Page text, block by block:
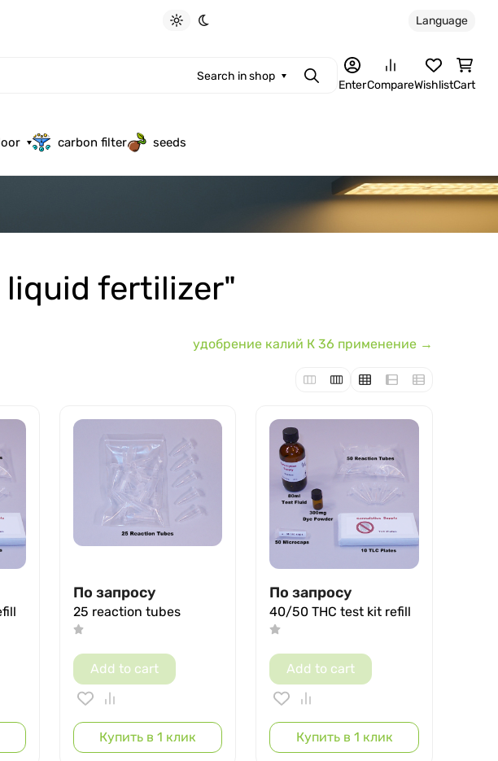
Light theme
Dark theme
Language
Search in shop SearchEnterCompareWishlistCart
carbon filter seeds
liquid fertilizer"
удобрение калий К 36 применение →
По запросу
25 reaction tubes
Add to cart
Купить в 1 клик
По запросу
40/50 THC test kit refill
Add to cart
Купить в 1 клик